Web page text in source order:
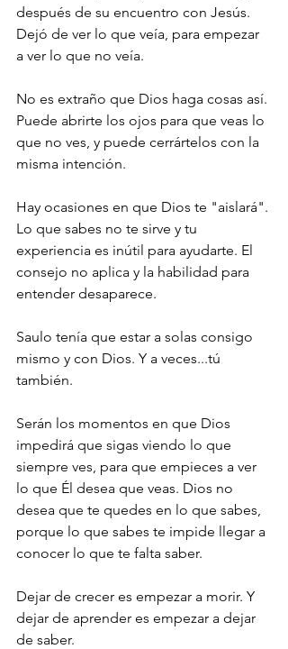
después de su encuentro con Jesús.
Dejó de ver lo que veía, para empezar
a ver lo que no veía.
No es extraño que Dios haga cosas así.
Puede abrirte los ojos para que veas lo
que no ves, y puede cerrártelos con la
misma intención.
Hay ocasiones en que Dios te "aislará".
Lo que sabes no te sirve y tu
experiencia es inútil para ayudarte. El
consejo no aplica y la habilidad para
entender desaparece.
Saulo tenía que estar a solas consigo
mismo y con Dios. Y a veces...tú
también.
Serán los momentos en que Dios
impedirá que sigas viendo lo que
siempre ves, para que empieces a ver
lo que Él desea que veas. Dios no
desea que te quedes en lo que sabes,
porque lo que sabes te impide llegar a
conocer lo que te falta saber.
Dejar de crecer es empezar a morir. Y
dejar de aprender es empezar a dejar
de saber.